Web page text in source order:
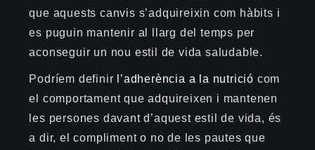
que aquests canvis s’adquireixin com hàbits i
es puguin mantenir al llarg del temps per
aconseguir un nou estil de vida saludable.
Podríem definir l’adherència a la nutrició com
el comportament que adquireixen i mantenen
les persones davant d’aquest estil de vida, és
a dir, el compliment o no de les pautes que